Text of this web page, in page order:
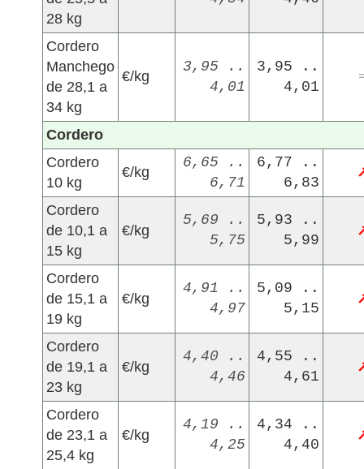
28 kg
Cordero
Manchego
de 28,1 a
34 kg
€/kg
3,95 ..
4,01
3,95 ..
4,01
Cordero
Cordero
10 kg
€/kg
6,65 ..
6,71
6,77 ..
6,83
Cordero
de 10,1 a
15 kg
€/kg
5,69 ..
5,75
5,93 ..
5,99
Cordero
de 15,1 a
19 kg
€/kg
4,91 ..
4,97
5,09 ..
5,15
Cordero
de 19,1 a
23 kg
€/kg
4,40 ..
4,46
4,55 ..
4,61
Cordero
de 23,1 a
25,4 kg
€/kg
4,19 ..
4,25
4,34 ..
4,40